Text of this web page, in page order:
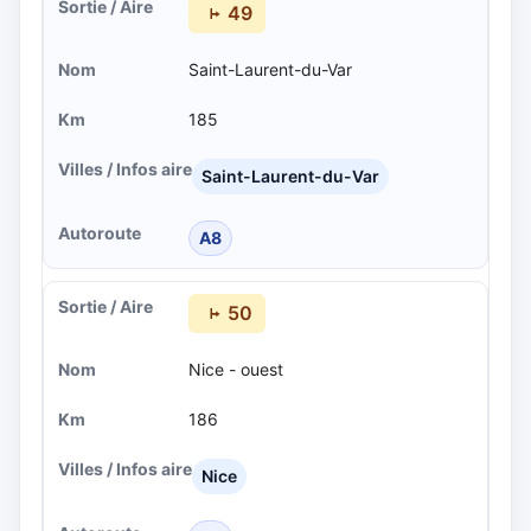
49
Saint-Laurent-du-Var
185
Saint-Laurent-du-Var
A8
50
Nice - ouest
186
Nice